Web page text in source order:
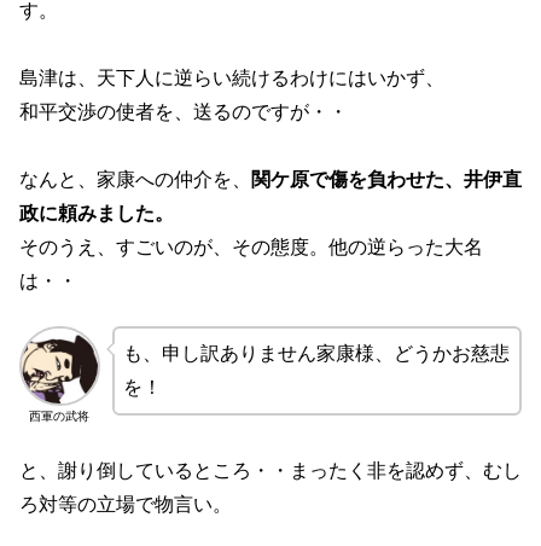
す。
島津は、天下人に逆らい続けるわけにはいかず、
和平交渉の使者を、送るのですが・・
なんと、家康への仲介を、
関ケ原で傷を負わせた、井伊直
政に頼みました。
そのうえ、すごいのが、その態度。他の逆らった大名
は・・
西軍の武将
も、申し訳ありません家康様、どうかお慈悲
を！
と、謝り倒しているところ・・まったく非を認めず、むし
ろ対等の立場で物言い。